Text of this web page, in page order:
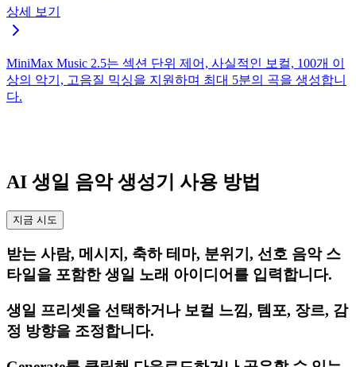
상세 보기
MiniMax Music 2.5는 섹션 단위 제어, 사실적인 보컬, 100개 이
상의 악기, 고음질 믹싱을 지원하며 최대 5분의 곡을 생성합니
다.
AI 생일 음악 생성기 사용 방법
지금 시도
받는 사람, 메시지, 축하 테마, 분위기, 선호 음악 스
타일을 포함한 생일 노래 아이디어를 입력합니다.
생일 프리셋을 선택하거나 보컬 느낌, 템포, 장르, 감
정 방향을 조정합니다.